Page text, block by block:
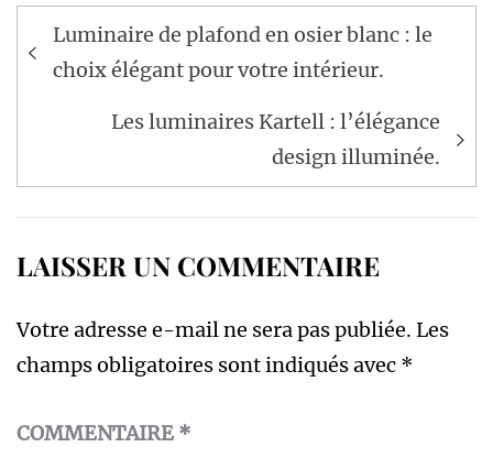
Navigation
de
Luminaire de plafond en osier blanc : le
choix élégant pour votre intérieur.
Les luminaires Kartell : l’élégance
design illuminée.
LAISSER UN COMMENTAIRE
Votre adresse e-mail ne sera pas publiée. Les
champs obligatoires sont indiqués avec *
COMMENTAIRE *